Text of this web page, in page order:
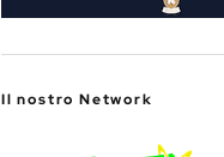
Il nostro Network